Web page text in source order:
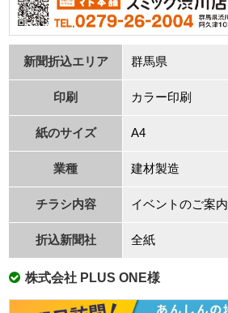
新聞折込エリア 群⾺県
印刷 カラー印刷
紙のサイズ A4
業種 建材製造
チラシ内容 イベントのご案内
折込新聞社 全紙
株式会社 PLUS ONE様